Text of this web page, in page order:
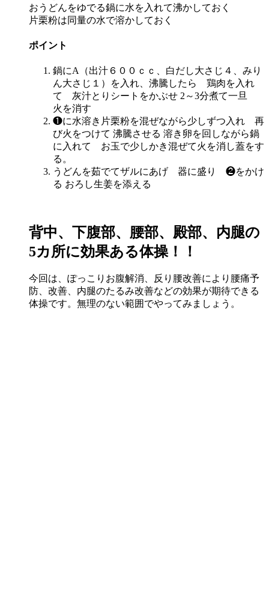
おうどんをゆでる鍋に水を入れて沸かしておく
片栗粉は同量の水で溶かしておく
ポイント
鍋にA（出汁６００ｃｃ、白だし大さじ４、みり
ん大さじ１）を入れ、沸騰したら 鶏肉を入れ
て 灰汁とりシートをかぶせ 2～3分煮て一旦
火を消す
❶に水溶き片栗粉を混ぜながら少しずつ入れ 再
び火をつけて 沸騰させる 溶き卵を回しながら鍋
に入れて お玉で少しかき混ぜて火を消し蓋をす
る。
うどんを茹でてザルにあげ 器に盛り ❷をかけ
る おろし生姜を添える
背中、下腹部、腰部、殿部、内腿の
5カ所に効果ある体操！！
今回は、ぽっこりお腹解消、反り腰改善により腰痛予
防、改善、内腿のたるみ改善などの効果が期待できる
体操です。無理のない範囲でやってみましょう。